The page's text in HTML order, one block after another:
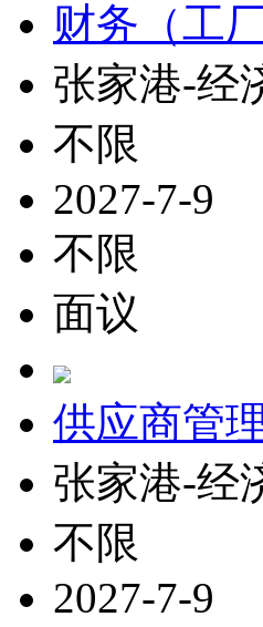
财务（工
张家港-经
不限
2027-7-9
不限
面议
供应商管
张家港-经
不限
2027-7-9